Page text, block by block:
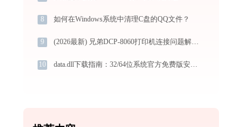
8 如何在Windows系统中清理C盘的QQ文件？
9 (2026最新) 兄弟DCP-8060打印机连接问题解决方法 - 金山毒霸
10 data.dll下载指南：32/64位系统官方免费版安全获取与安装教程